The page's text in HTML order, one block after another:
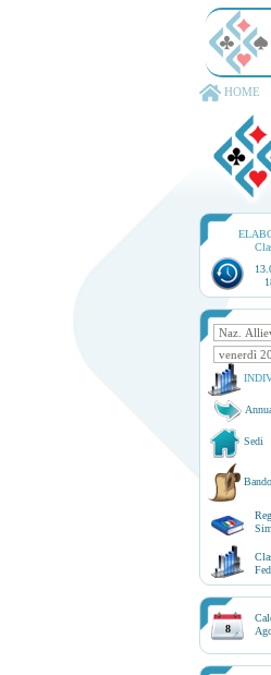
HOME
Sedi
Bando
8